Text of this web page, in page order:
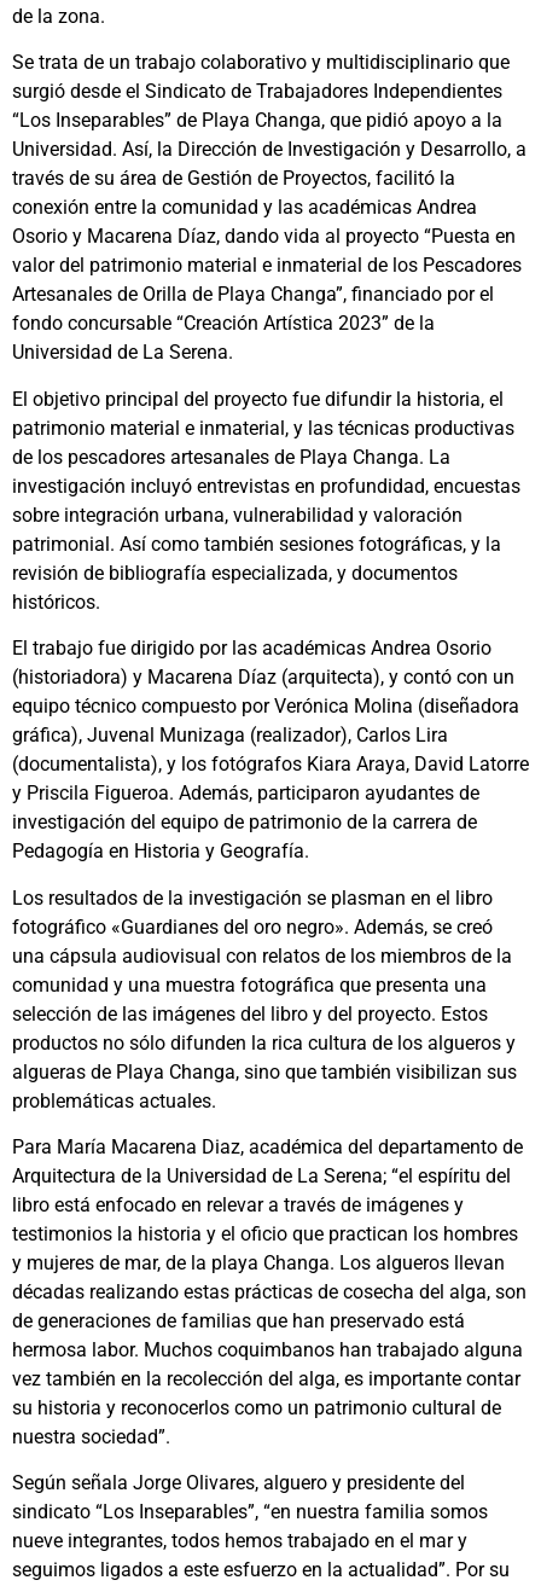
de la zona.
Se trata de un trabajo colaborativo y multidisciplinario que
surgió desde el Sindicato de Trabajadores Independientes
“Los Inseparables” de Playa Changa, que pidió apoyo a la
Universidad. Así, la Dirección de Investigación y Desarrollo, a
través de su área de Gestión de Proyectos, facilitó la
conexión entre la comunidad y las académicas Andrea
Osorio y Macarena Díaz, dando vida al proyecto “Puesta en
valor del patrimonio material e inmaterial de los Pescadores
Artesanales de Orilla de Playa Changa”, financiado por el
fondo concursable “Creación Artística 2023” de la
Universidad de La Serena.
El objetivo principal del proyecto fue difundir la historia, el
patrimonio material e inmaterial, y las técnicas productivas
de los pescadores artesanales de Playa Changa. La
investigación incluyó entrevistas en profundidad, encuestas
sobre integración urbana, vulnerabilidad y valoración
patrimonial. Así como también sesiones fotográficas, y la
revisión de bibliografía especializada, y documentos
históricos.
El trabajo fue dirigido por las académicas Andrea Osorio
(historiadora) y Macarena Díaz (arquitecta), y contó con un
equipo técnico compuesto por Verónica Molina (diseñadora
gráfica), Juvenal Munizaga (realizador), Carlos Lira
(documentalista), y los fotógrafos Kiara Araya, David Latorre
y Priscila Figueroa. Además, participaron ayudantes de
investigación del equipo de patrimonio de la carrera de
Pedagogía en Historia y Geografía.
Los resultados de la investigación se plasman en el libro
fotográfico «Guardianes del oro negro». Además, se creó
una cápsula audiovisual con relatos de los miembros de la
comunidad y una muestra fotográfica que presenta una
selección de las imágenes del libro y del proyecto. Estos
productos no sólo difunden la rica cultura de los algueros y
algueras de Playa Changa, sino que también visibilizan sus
problemáticas actuales.
Para María Macarena Diaz, académica del departamento de
Arquitectura de la Universidad de La Serena; “el espíritu del
libro está enfocado en relevar a través de imágenes y
testimonios la historia y el oficio que practican los hombres
y mujeres de mar, de la playa Changa. Los algueros llevan
décadas realizando estas prácticas de cosecha del alga, son
de generaciones de familias que han preservado está
hermosa labor. Muchos coquimbanos han trabajado alguna
vez también en la recolección del alga, es importante contar
su historia y reconocerlos como un patrimonio cultural de
nuestra sociedad”.
Según señala Jorge Olivares, alguero y presidente del
sindicato “Los Inseparables”, “en nuestra familia somos
nueve integrantes, todos hemos trabajado en el mar y
seguimos ligados a este esfuerzo en la actualidad”. Por su